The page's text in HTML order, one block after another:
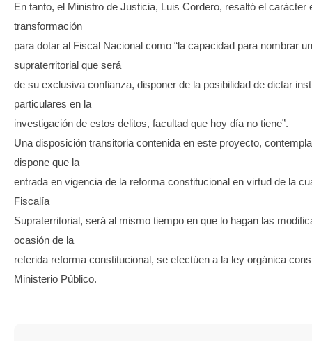
En tanto, el Ministro de Justicia, Luis Cordero, resaltó el carácter
transformación
para dotar al Fiscal Nacional como “la capacidad para nombrar
supraterritorial que será
de su exclusiva confianza, disponer de la posibilidad de dictar
particulares en la
investigación de estos delitos, facultad que hoy día no tiene”.
Una disposición transitoria contenida en este proyecto,
dispone que la
entrada en vigencia de la reforma constitucional en virtud de la
Fiscalía
Supraterritorial, será al mismo tiempo en que lo hagan las
ocasión de la
referida reforma constitucional, se efectúen a la ley orgánica
Ministerio Público.